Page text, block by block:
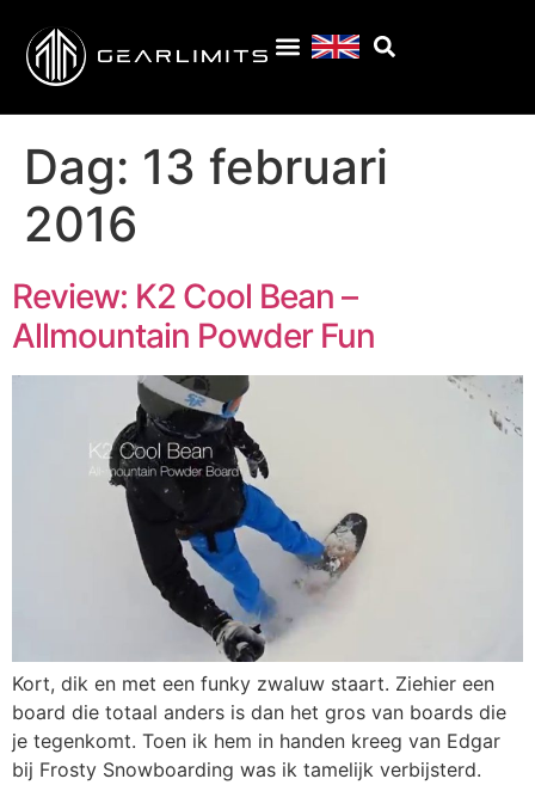
Dag: 13 februari
2016
Review: K2 Cool Bean –
Allmountain Powder Fun
Kort, dik en met een funky zwaluw staart. Ziehier een
board die totaal anders is dan het gros van boards die
je tegenkomt. Toen ik hem in handen kreeg van Edgar
bij Frosty Snowboarding was ik tamelijk verbijsterd.